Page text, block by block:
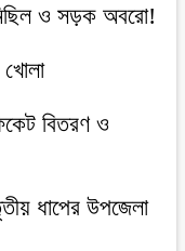
ও সড়ক অবরো!
খোলা
বিতরণ ও
ধাপের উপজেলা